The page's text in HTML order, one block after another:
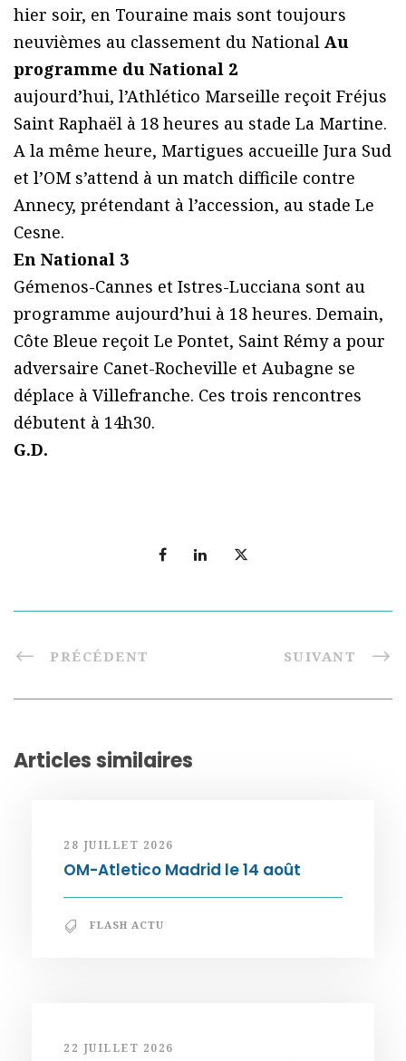
hier soir, en Touraine mais sont toujours
neuvièmes au classement du National Au
programme du National 2
aujourd’hui, l’Athlético Marseille reçoit Fréjus
Saint Raphaël à 18 heures au stade La Martine.
A la même heure, Martigues accueille Jura Sud
et l’OM s’attend à un match difficile contre
Annecy, prétendant à l’accession, au stade Le
Cesne.
En National 3
Gémenos-Cannes et Istres-Lucciana sont au
programme aujourd’hui à 18 heures. Demain,
Côte Bleue reçoit Le Pontet, Saint Rémy a pour
adversaire Canet-Rocheville et Aubagne se
déplace à Villefranche. Ces trois rencontres
débutent à 14h30.
G.D.
PRÉCÉDENT SUIVANT
Articles similaires
28 JUILLET 2026
OM-Atletico Madrid le 14 août
FLASH ACTU
22 JUILLET 2026